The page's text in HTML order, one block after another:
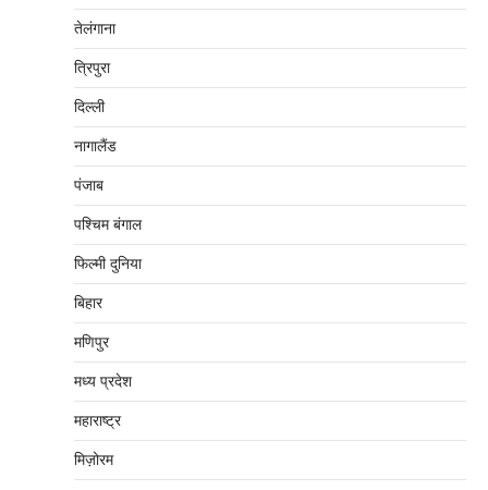
तेलंगाना
त्रिपुरा
दिल्‍ली
नागालैंड
पंजाब
पश्चिम बंगाल
फिल्मी दुनिया
बिहार
मणिपुर
मध्‍य प्रदेश
महाराष्‍ट्र
मिज़ोरम